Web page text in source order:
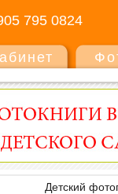
795 0824
Детский